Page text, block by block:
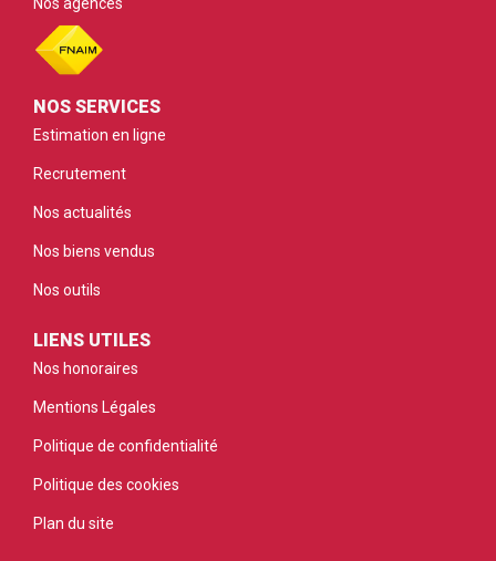
NOS SERVICES
Estimation en ligne
Recrutement
Nos actualités
Nos biens vendus
Nos outils
LIENS UTILES
Nos honoraires
Mentions Légales
Politique de confidentialité
Politique des cookies
Plan du site